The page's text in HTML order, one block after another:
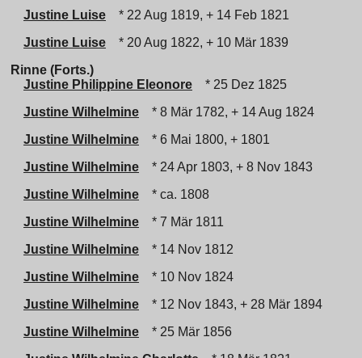
Justine Luise
* 22 Aug 1819, + 14 Feb 1821
Justine Luise
* 20 Aug 1822, + 10 Mär 1839
Rinne (Forts.)
Justine Philippine Eleonore
* 25 Dez 1825
Justine Wilhelmine
* 8 Mär 1782, + 14 Aug 1824
Justine Wilhelmine
* 6 Mai 1800, + 1801
Justine Wilhelmine
* 24 Apr 1803, + 8 Nov 1843
Justine Wilhelmine
* ca. 1808
Justine Wilhelmine
* 7 Mär 1811
Justine Wilhelmine
* 14 Nov 1812
Justine Wilhelmine
* 10 Nov 1824
Justine Wilhelmine
* 12 Nov 1843, + 28 Mär 1894
Justine Wilhelmine
* 25 Mär 1856